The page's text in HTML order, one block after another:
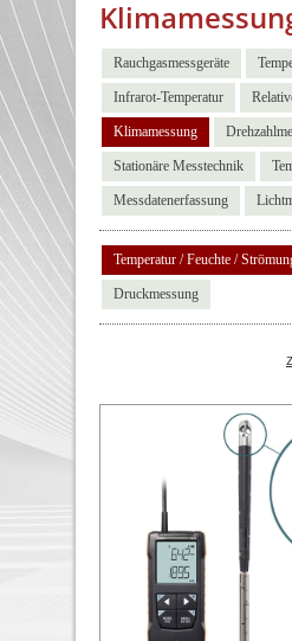
Rauchgasmessgeräte
Infrarot-Temperatur
Klimamessung
Stationäre Messtechnik
Messdatenerfassung
Temperatur / Feuchte /
Druckmessung